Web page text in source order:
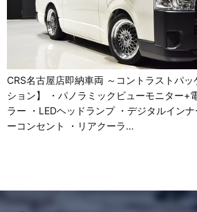
CRS名古屋店即納車両 ～コントラストパ
ション】 ・パノラミックビューモニター+
ラー ・LEDヘッドランプ ・デジタルイン
ーコンセント ・リアクーラ…